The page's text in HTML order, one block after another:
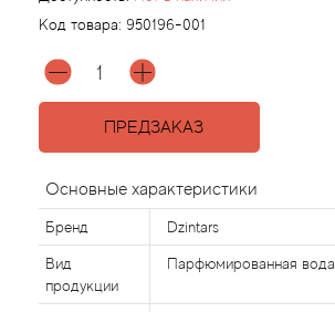
Код товара: 950196-001
ПРЕДЗАКАЗ
Основные характеристики
Бренд Dzintars
Вид
продукции
Парфюмированная вода
Agonist
Aigner
Ajmal
Al Haramain